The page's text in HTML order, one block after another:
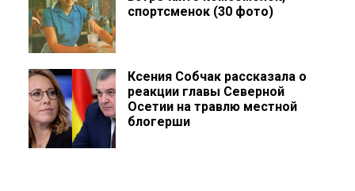
спортсменок (30 фото)
Ксения Собчак рассказала о
реакции главы Северной
Осетии на травлю местной
блогерши